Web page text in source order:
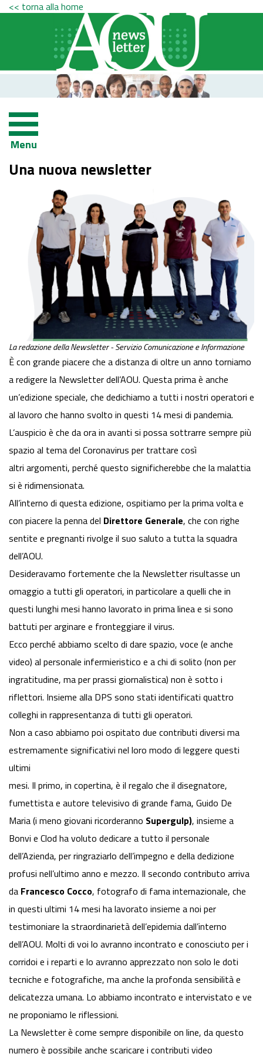
<< torna alla home
Menu
Una nuova newsletter
La redazione della Newsletter - Servizio Comunicazione e Informazione
È con grande piacere che a distanza di oltre un anno torniamo
a redigere la Newsletterdell’AOU. Questa prima è anche
un’edizione speciale, che dedichiamo a tutti i nostri operatori e
al lavoro che hanno svolto in questi 14 mesi di pandemia.
L’auspicio è che da ora in avanti si possa sottrarre sempre più
spazio al tema del Coronavirus per trattare così
altri argomenti, perché questo significherebbe che la malattia
si è ridimensionata.
All’interno di questa edizione, ospitiamo per la prima volta e
con piacere la penna del Direttore Generale, che con righe
sentite e pregnanti rivolge il suo saluto a tutta la squadra
dell’AOU.
Desideravamo fortemente che la Newsletterrisultasse un
omaggio a tutti gli operatori, in particolare a quelli che in
questi lunghi mesi hanno lavorato in prima linea e si sono
battuti per arginare e fronteggiare il virus.
Ecco perché abbiamo scelto di dare spazio, voce (e anche
video) al personale infermieristico e a chi di solito (non per
ingratitudine, ma per prassi giornalistica) non è sotto i
riflettori. Insieme alla DPS sono stati identificati quattro
colleghi in rappresentanza di tutti gli operatori.
Non a caso abbiamo poi ospitato due contributi diversi ma
estremamente significativi nel loro modo di leggere questi
ultimi
mesi. Il primo, in copertina, è il regalo che il disegnatore,
fumettista e autore televisivo di grande fama, Guido De
Maria (i meno giovani ricorderanno Supergulp), insieme a
Bonvi e Clod ha voluto dedicare a tutto il personale
dell’Azienda, per ringraziarlo dell’impegno e della dedizione
profusi nell’ultimo anno e mezzo. Il secondo contributo arriva
da Francesco Cocco, fotografo di fama internazionale, che
in questi ultimi 14 mesi ha lavorato insieme a noi per
testimoniare la straordinarietà dell’epidemia dall’interno
dell’AOU. Molti di voi lo avranno incontrato e conosciuto per i
corridoi e i reparti e lo avranno apprezzato non solo le doti
tecniche e fotografiche, ma anche la profonda sensibilità e
delicatezza umana. Lo abbiamo incontrato e intervistato e ve
ne proponiamo le riflessioni.
La Newsletterè come sempre disponibile on line, da questo
numero è possibile anche scaricare i contributi video